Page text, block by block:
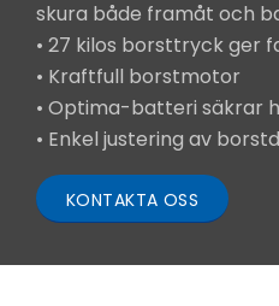
skura både framåt och
• 27 kilos borsttryck ger
• Kraftfull borstmotor
• Optima-batteri säkrar
• Enkel justering av
KONTAKTA OSS